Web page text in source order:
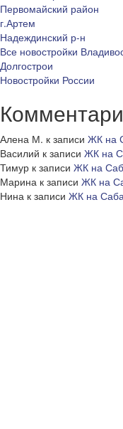
Первомайский район
г.Артем
Надеждинский р-н
Все новостройки
Долгострои
Новостройки России
Алена М. к записи ЖК на
Василий к записи ЖК на
Тимур к записи ЖК на
Марина к записи ЖК на
Нина к записи ЖК на